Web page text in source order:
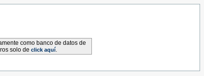
como banco de datos de
solo de click aquí.